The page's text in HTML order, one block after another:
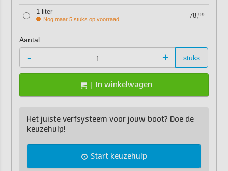
1 liter
Nog maar 5 stuks op voorraad 78,99
Aantal
- + stuks
In winkelwagen
Het juiste verfsysteem voor jouw boot? Doe de
keuzehulp!
Start keuzehulp